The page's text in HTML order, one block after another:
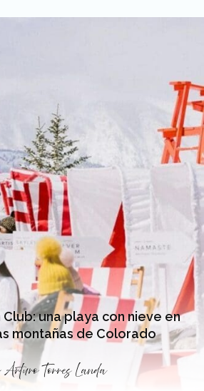
Club: una playa con nieve en
montañas de Colorado
Arturo Torres Landa